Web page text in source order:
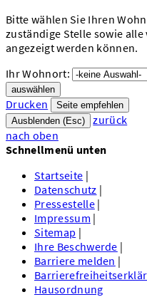
Bitte wählen Sie Ihren
zuständige Stelle sowie
angezeigt werden können.
Ihr Wohnort:
auswählen
Drucken
Seite empfehlen
Ausblenden (Esc)
zurück
nach oben
Schnellmenü unten
Startseite |
Datenschutz |
Pressestelle|
Impressum |
Sitemap |
Ihre Beschwerde |
Barriere melden |
Hausordnung